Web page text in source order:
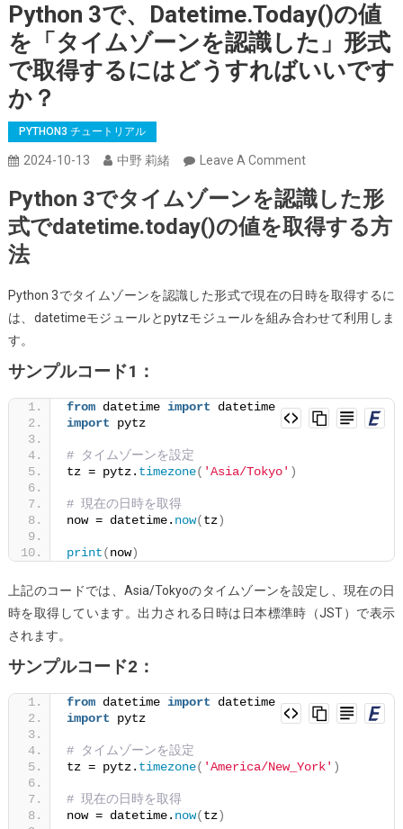
Python 3で、datetime.today()の値
を「タイムゾーンを認識した」形式
で取得するにはどうすればいいです
か？
PYTHON3 チュートリアル
2024-10-13 中野 莉緒 Leave A CommentOn
3
で、
値
を
ゾ
ー
た」
形
式
る
は
Python 3でタイムゾーンを認識した形
式でdatetime.today()の値を取得する方
法
Python 3でタイムゾーンを認識した形式で現在の日時を取得するに
は、datetimeモジュールとpytzモジュールを組み合わせて利用しま
す。
サンプルコード1：
from datetime import datetime
import pytz
# タイムゾーンを設定
tz = pytz. timezone( 'Asia/Tokyo' )
# 現在の日時を取得
now = datetime. now(tz)
print(now)
上記のコードでは、Asia/Tokyoのタイムゾーンを設定し、現在の日
時を取得しています。出力される日時は日本標準時（JST）で表示
されます。
サンプルコード2：
from datetime import datetime
import pytz
# タイムゾーンを設定
tz = pytz. timezone( 'America/New_York' )
# 現在の日時を取得
now = datetime. now(tz)